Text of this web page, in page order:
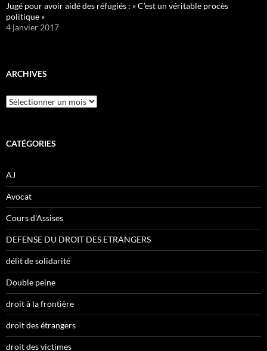
Jugé pour avoir aidé des réfugiés : « C’est un véritable procès
politique »
4 janvier 2017
ARCHIVES
Archives
CATÉGORIES
AJ
Avocat
Cours d'Assises
DEFENSE DU DROIT DES ETRANGERS
délit de solidarité
Double peine
droit à la frontière
droit des étrangers
droit des victimes